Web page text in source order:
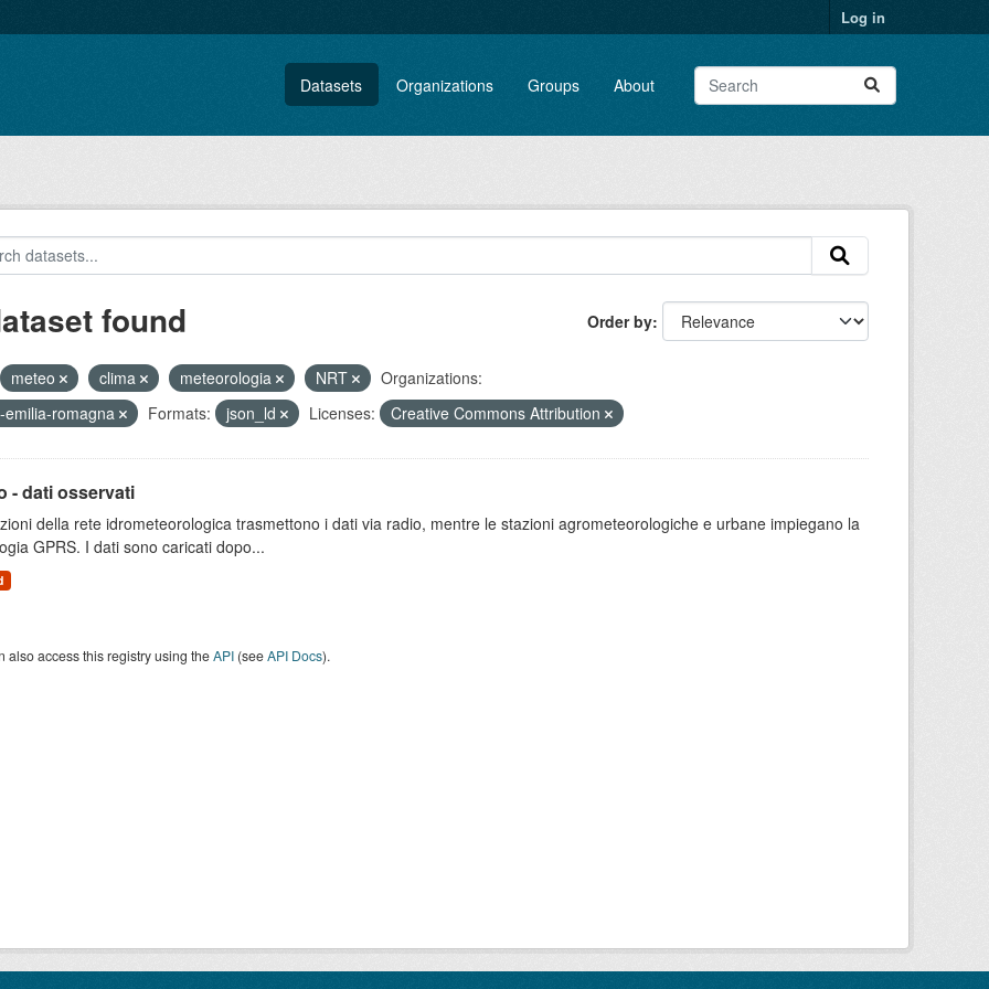
Log in
Datasets Organizations Groups About
Order by
found
meteo clima meteorologia NRT
Organizations:
emilia-romagna
Formats: json_ld Licenses: Creative Commons Attribution
- dati osservati
della rete idrometeorologica trasmettono i dati via radio, mentre le stazioni agrometeorologiche e urbane impiegano la
GPRS. I dati sono caricati dopo...
also access this registry using theAPI(seeAPI Docs).